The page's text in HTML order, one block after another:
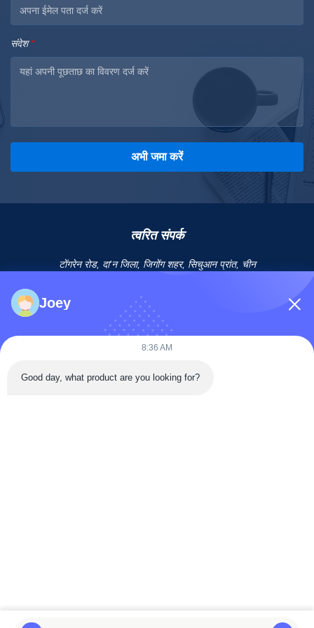
संदेश*
अभी जमा करें
त्वरित संपर्क
टोंगरेन रोड, दा'न जिला, जिगोंग शहर, सिचुआन प्रांत, चीन
ईमेल: joeyying626@gmail.com
कॉपीराइट © 2022-2026 Zigong City Red Tiger Culture & Art Co., Ltd.. . सब सभी
Joey
8:36 AM
Good day, what product are you looking for?